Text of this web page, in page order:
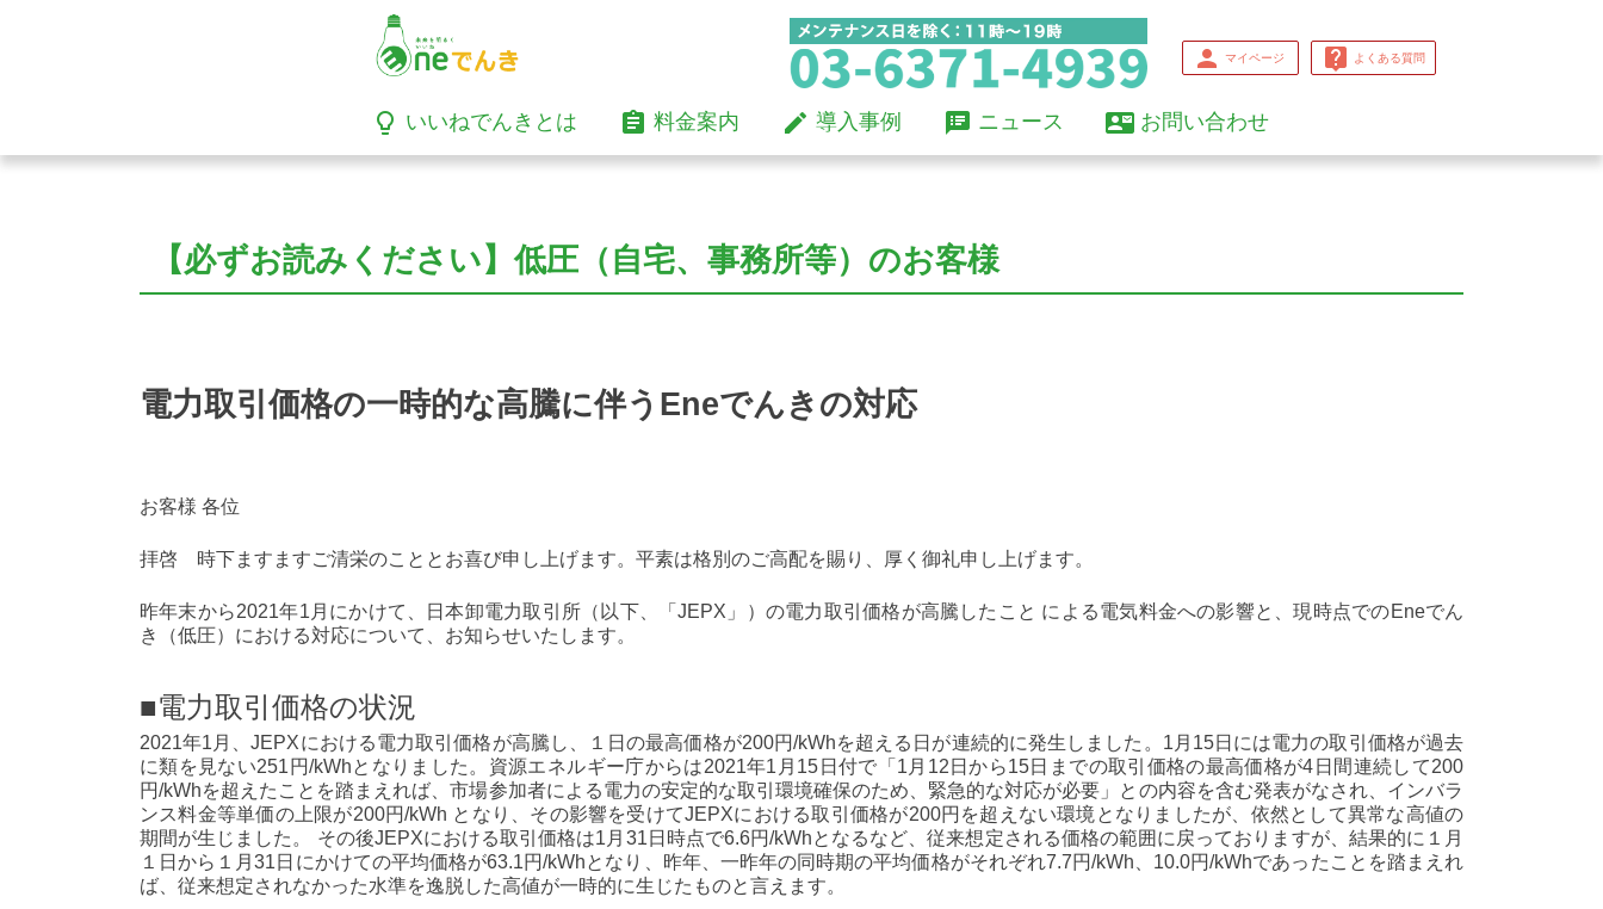
person マイページ live_help よくある質問
content
lightbulb_outline いいねでんきとは assignment 料金案内 mode_edit 導入事例 speaker_notes ニュース contact_mailお問い合わせ
【必ずお読みください】低圧（自宅、事務所等）のお客様
電力取引価格の一時的な高騰に伴うEneでんきの対応
お客様 各位
拝啓 時下ますますご清栄のこととお喜び申し上げます。平素は格別のご高配を賜り、厚く御礼申し上げます。
昨年末から2021年1月にかけて、日本卸電力取引所（以下、「JEPX」）の電力取引価格が高騰したこと による電気料金への影響と、現時点でのEneでん
き（低圧）における対応について、お知らせいたします。
■電力取引価格の状況
2021年1月、JEPXにおける電力取引価格が高騰し、１日の最高価格が200円/kWhを超える日が連続的に発生しました。1月15日には電力の取引価格が過去
に類を見ない251円/kWhとなりました。資源エネルギー庁からは2021年1月15日付で「1月12日から15日までの取引価格の最高価格が4日間連続して200
円/kWhを超えたことを踏まえれば、市場参加者による電力の安定的な取引環境確保のため、緊急的な対応が必要」との内容を含む発表がなされ、インバラ
ンス料金等単価の上限が200円/kWh となり、その影響を受けてJEPXにおける取引価格が200円を超えない環境となりましたが、依然として異常な高値の
期間が生じました。 その後JEPXにおける取引価格は1月31日時点で6.6円/kWhとなるなど、従来想定される価格の範囲に戻っておりますが、結果的に１月
１日から１月31日にかけての平均価格が63.1円/kWhとなり、昨年、一昨年の同時期の平均価格がそれぞれ7.7円/kWh、10.0円/kWhであったことを踏まえれ
ば、従来想定されなかった水準を逸脱した高値が一時的に生じたものと言えます。